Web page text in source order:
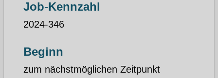
Job-Kennzahl
2024-346
Beginn
zum nächstmöglichen Zeitpunkt